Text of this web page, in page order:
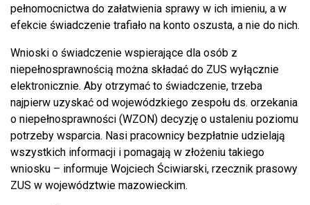
pełnomocnictwa do załatwienia sprawy w ich imieniu, a w
efekcie świadczenie trafiało na konto oszusta, a nie do nich.
Wnioski o świadczenie wspierające dla osób z
niepełnosprawnością można składać do ZUS wyłącznie
elektronicznie. Aby otrzymać to świadczenie, trzeba
najpierw uzyskać od wojewódzkiego zespołu ds. orzekania
o niepełnosprawności (WZON) decyzję o ustaleniu poziomu
potrzeby wsparcia. Nasi pracownicy bezpłatnie udzielają
wszystkich informacji i pomagają w złożeniu takiego
wniosku – informuje Wojciech Ściwiarski, rzecznik prasowy
ZUS w województwie mazowieckim.